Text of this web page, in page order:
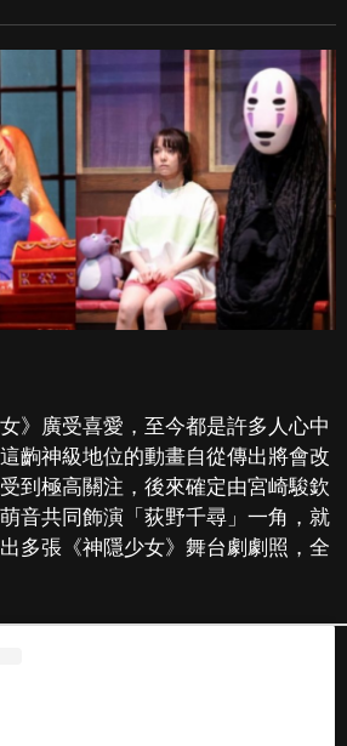
》廣受喜愛，至今都是許多人心中
齣神級地位的動畫自從傳出將會改
到極高關注，後來確定由宮崎駿欽
音共同飾演「荻野千尋」一角，就
多張《神隱少女》舞台劇劇照，全